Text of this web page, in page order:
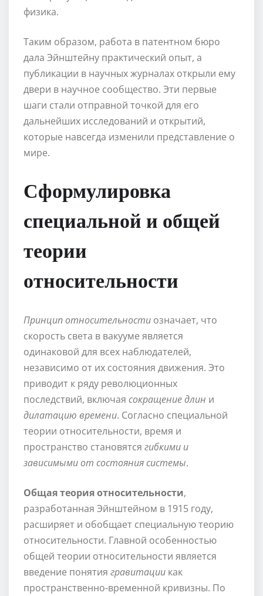
физика.
Таким образом, работа в патентном бюро
дала Эйнштейну практический опыт, а
публикации в научных журналах открыли ему
двери в научное сообщество. Эти первые
шаги стали отправной точкой для его
дальнейших исследований и открытий,
которые навсегда изменили представление о
мире.
Сформулировка
специальной и общей
теории
относительности
Принцип относительности означает, что
скорость света в вакууме является
одинаковой для всех наблюдателей,
независимо от их состояния движения. Это
приводит к ряду революционных
последствий, включая сокращение длин и
дилатацию времени. Согласно специальной
теории относительности, время и
пространство становятся гибкими и
зависимыми от состояния системы.
Общая теория относительности,
разработанная Эйнштейном в 1915 году,
расширяет и обобщает специальную теорию
относительности. Главной особенностью
общей теории относительности является
введение понятия гравитации как
пространственно-временной кривизны. По